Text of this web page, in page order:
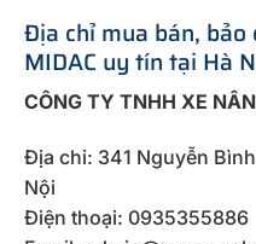
Địa chỉ mua bán,
MIDAC uy tín tại Hà
CÔNG TY TNHH XE
Địa chỉ: 341 Nguyễn Bình
Nội
Điện thoại: 0935355886